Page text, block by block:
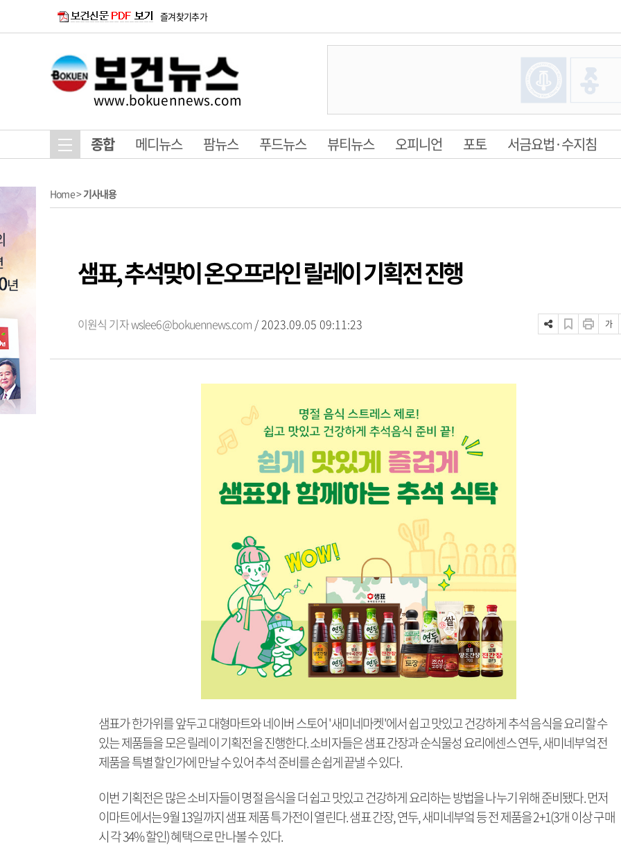
즐겨찾기추가
www.bokuennews.com
종합 메디뉴스 팜뉴스 푸드뉴스 뷰티뉴스 오피니언 포토 서금요법·수지침
Home>기사내용
샘표, 추석맞이 온오프라인 릴레이 기획전 진행
이원식 기자wslee6@bokuennews.com / 2023.09.05 09:11:23 가
샘표가 한가위를 앞두고 대형마트와 네이버 스토어 '새미네마켓'에서 쉽고 맛있고 건강하게 추석 음식을 요리할 수
있는 제품들을 모은 릴레이 기획전을 진행한다. 소비자들은 샘표 간장과 순식물성 요리에센스 연두, 새미네부엌 전
제품을 특별 할인가에 만날 수 있어 추석 준비를 손쉽게 끝낼 수 있다.
이번 기획전은 많은 소비자들이 명절 음식을 더 쉽고 맛있고 건강하게 요리하는 방법을 나누기 위해 준비됐다. 먼저
이마트에서는 9월 13일까지 샘표 제품 특가전이 열린다. 샘표 간장, 연두, 새미네부엌 등 전 제품을 2+1(3개 이상 구매
시 각 34% 할인) 혜택으로 만나볼 수 있다.